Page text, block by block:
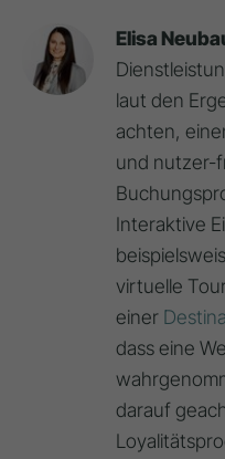
Elisa
laut den
achten,
und nutzer-
Interaktive
virtuelle
einer
dass eine
darauf